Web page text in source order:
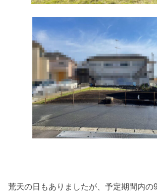
荒天の日もありましたが、予定期間内の